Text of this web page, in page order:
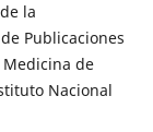
la
Publicaciones
de
Nacional